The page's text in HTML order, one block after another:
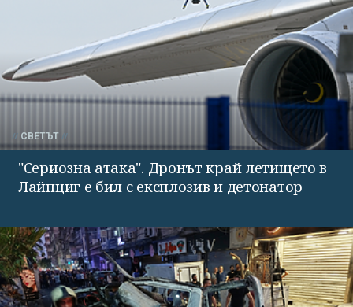
СВЕТЪТ
"Сериозна атака". Дронът край летището в
Лайпциг е бил с експлозив и детонатор